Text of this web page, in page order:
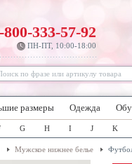
800-333-57-92
ПН-ПТ, 10:00-18:00
размеры Одежда
G H I J K
Мужское нижнее белье